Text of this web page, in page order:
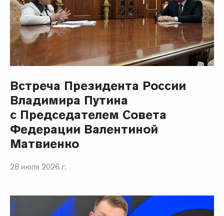
Встреча Президента России
Владимира Путина
с Председателем Совета
Федерации Валентиной
Матвиенко
28 июля 2026 г.